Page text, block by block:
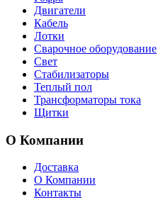
Двигатели
Кабель
Лотки
Сварочное оборудование
Свет
Стабилизаторы
Теплый пол
Трансформаторы тока
Щитки
О Компании
Доставка
О Компании
Контакты